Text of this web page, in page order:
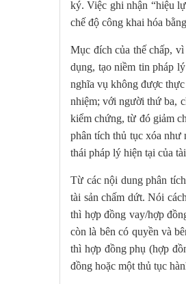
ký. Việc ghi nhận “hiệu
chế độ công khai hóa
Mục đích của thế chấp,
dụng, tạo niềm tin pháp
nghĩa vụ không được
nhiệm; với người thứ ba,
kiểm chứng, từ đó giảm
phân tích thủ tục xóa như
thái pháp lý hiện tại của
Từ các nội dung phân
tài sản chấm dứt. Nói
thì hợp đồng vay/hợp
còn là bên có quyền và
thì hợp đồng phụ (hợp
đồng hoặc một thủ tục